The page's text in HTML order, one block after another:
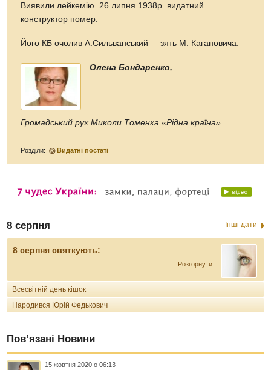
Виявили лейкемію. 26 липня 1938р. видатний
конструктор помер.
Його КБ очолив А.Сильванський – зять М. Кагановича.
Олена Бондаренко,
Громадський рух Миколи Томенка «Рідна країна»
Розділи: Видатні постаті
8 серпня Інші дати
8 серпня святкують:
Розгорнути
Всесвітній день кішок
Народився Юрій Федькович
Пов’язані Новини
15 жовтня 2020 о 06:13